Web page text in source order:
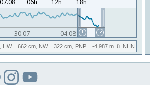
HW= 662 cm, NW= 322 cm, PNP = -4,987 m. ü. NHN